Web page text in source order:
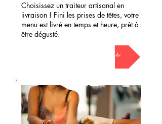
Choisissez un traiteur artisanal en
livraison ! Fini les prises de têtes, votre
menu est livré en temps et heure, prêt à
être dégusté.
demander mon devis